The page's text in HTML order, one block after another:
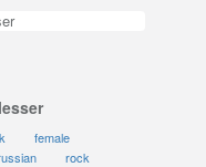
female
rock